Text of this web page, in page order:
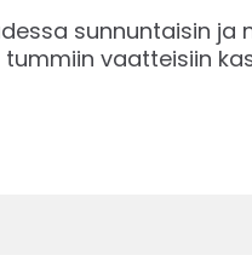
sunnuntaisin ja
tummiin vaatteisiin